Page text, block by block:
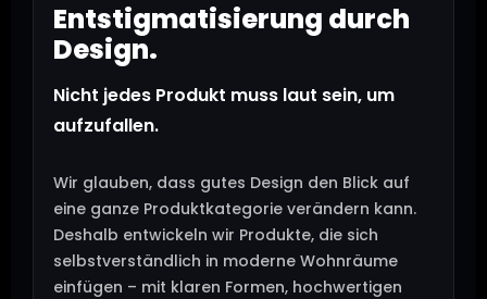
Entstigmatisierung durch
Design.
Nicht jedes Produkt muss laut sein, um
aufzufallen.
Wir glauben, dass gutes Design den Blick auf
eine ganze Produktkategorie verändern kann.
Deshalb entwickeln wir Produkte, die sich
selbstverständlich in moderne Wohnräume
einfügen – mit klaren Formen, hochwertigen